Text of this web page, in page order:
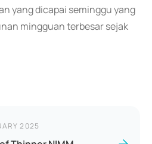
yang dicapai seminggu yang
mingguan terbesar sejak
2025